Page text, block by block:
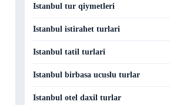
Istanbul tur qiymetleri
Istanbul istirahet turlari
Istanbul tatil turlari
Istanbul birbasa ucuslu turlar
Istanbul otel daxil turlar